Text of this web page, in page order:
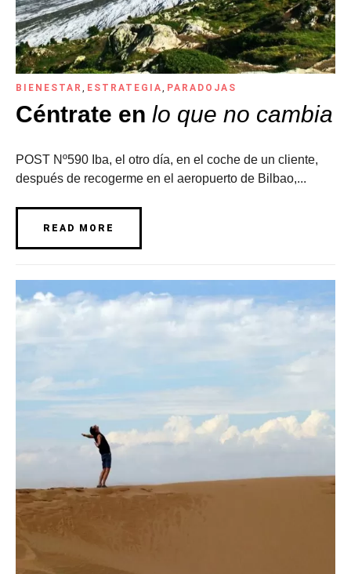
BIENESTAR , ESTRATEGIA, PARADOJAS
Céntrate en lo que no cambia
POST Nº590 Iba, el otro día, en el coche de un cliente,
después de recogerme en el aeropuerto de Bilbao,...
READ MORE